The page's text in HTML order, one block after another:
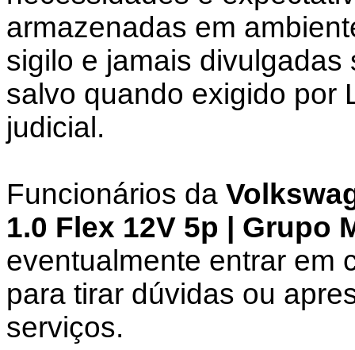
armazenadas em
sigilo e jamais
salvo quando exigido por
judicial.
Funcionários da
1.0 Flex 12V 5p | Grupo
eventualmente entrar em
para tirar dúvidas ou
serviços.